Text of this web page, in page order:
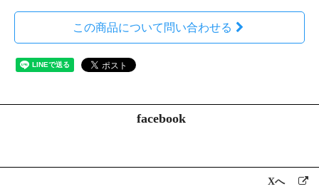
この商品について問い合わせる
facebook
Xへ